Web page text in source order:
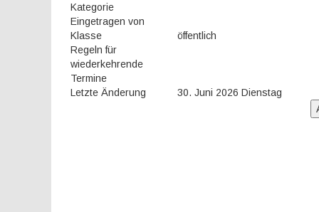
Kategorie
Eingetragen von
Klasse
öffentlich
Regeln für
wiederkehrende
Termine
Letzte Änderung
30. Juni 2026 Dienstag